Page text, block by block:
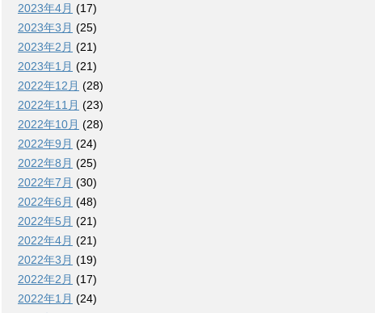
2023年4月 (17)
2023年3月 (25)
2023年2月 (21)
2023年1月 (21)
2022年12月 (28)
2022年11月 (23)
2022年10月 (28)
2022年9月 (24)
2022年8月 (25)
2022年7月 (30)
2022年6月 (48)
2022年5月 (21)
2022年4月 (21)
2022年3月 (19)
2022年2月 (17)
2022年1月 (24)